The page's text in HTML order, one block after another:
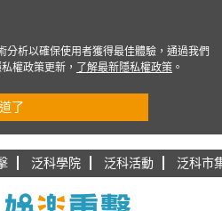
泛科學院 泛科活動 泛科市
分析以確保使用者獲得最佳體驗，通過我們
權政策更新，
了解最新隱私權政策 。
了